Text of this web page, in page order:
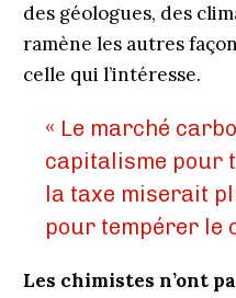
des géologues, des
ramène les autres
celle qui l’intéresse.
« Le marché
capitalisme pour
la taxe miserait
pour tempérer le
Les chimistes n’ont